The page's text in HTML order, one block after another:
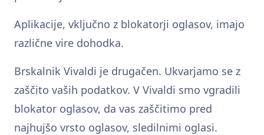
Aplikacije, vključno z blokatorji oglasov, imajo
različne vire dohodka.
Brskalnik Vivaldi je drugačen. Ukvarjamo se z
zaščito vaših podatkov. V Vivaldi smo vgradili
blokator oglasov, da vas zaščitimo pred
najhujšo vrsto oglasov, sledilnimi oglasi.